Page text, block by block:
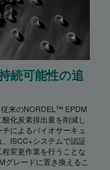
続可能性の追
来のNORDEL™ EPDM
化炭素排出量を削減し
によるバイオサーキュ
ISCC+システムで認証
変更作業を行うことな
レードに置き換えるこ